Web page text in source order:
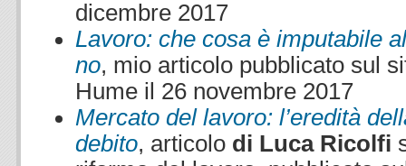
dicembre 2017
Lavoro: che cosa è imputabile
no, mio articolo pubblicato sul
Hume il 26 novembre 2017
Mercato del lavoro: l’eredità
debito, articolo di Luca Ricolfi